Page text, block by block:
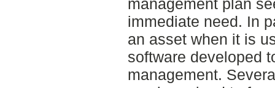
management plan
immediate need. In
an asset when it is
software developed
management.